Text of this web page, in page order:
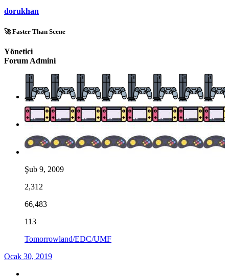
dorukhan
🚀 Faster Than Scene
Yönetici
Forum Admini
Şub 9, 2009
2,312
66,483
113
Tomorrowland/EDC/UMF
Ocak 30, 2019